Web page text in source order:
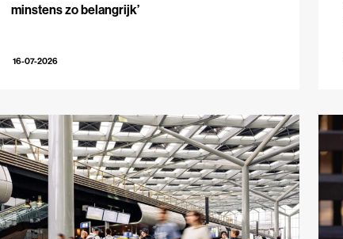
minstens zo belangrijk’
16-07-2026